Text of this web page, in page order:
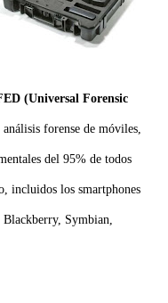
(Universal Forensic
análisis forense de móviles,
del 95% de todos
incluidos los smartphones
Symbian,